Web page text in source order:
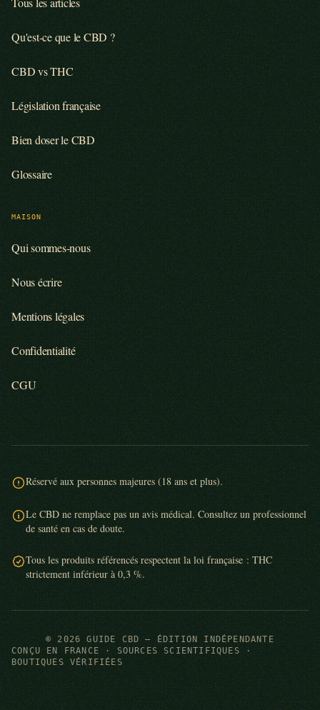
Qu'est-ce que le CBD ?
CBD vs THC
Législation française
Bien doser le CBD
Glossaire
MAISON
Qui sommes-nous
Nous écrire
Mentions légales
Confidentialité
CGU
Réservé aux personnes majeures (18 ans et plus).
Le CBD ne remplace pas un avis médical. Consultez un professionnel
de santé en cas de doute.
Tous les produits référencés respectent la loi française : THC
strictement inférieur à 0,3 %.
© 2026 GUIDE CBD — ÉDITION INDÉPENDANTE
CONÇU EN FRANCE · SOURCES SCIENTIFIQUES ·
BOUTIQUES VÉRIFIÉES